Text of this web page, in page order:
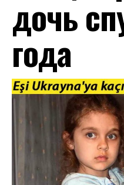
дочь
года